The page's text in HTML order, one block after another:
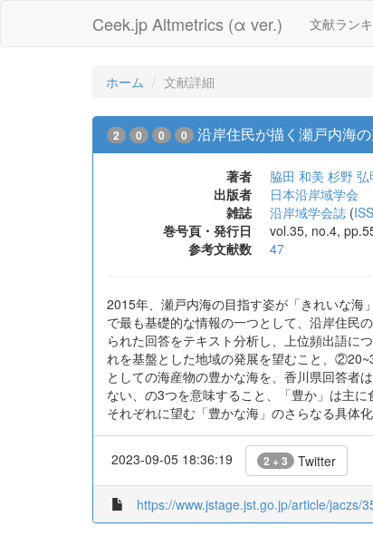
Ceek.jp Altmetrics (α ver.) 文献ラン
ホーム 文献詳細
2 0 0 0 沿岸住民が描く瀬戸内海
著者 脇田 和美 杉野 弘
出版者
日本沿岸域学会
雑誌
沿岸域学会誌 (
巻号頁・発行日
vol.35, no.4,
参考文献数
47
2015年、瀬戸内海の目指す姿が「きれいな海
で最も基礎的な情報の一つとして、沿岸住民
られた回答をテキスト分析し、上位頻出語に
れを基盤とした地域の発展を望むこと、
としての海産物の豊かな海を、香川県回答者
ない、の3つを意味すること、「豊か」は主
それぞれに望む「豊かな海」のさらなる具体化
2023-09-05 18:36:19 2 + 3 Twitter
https://www.jstage.jst.go.jp/article/jaczs/